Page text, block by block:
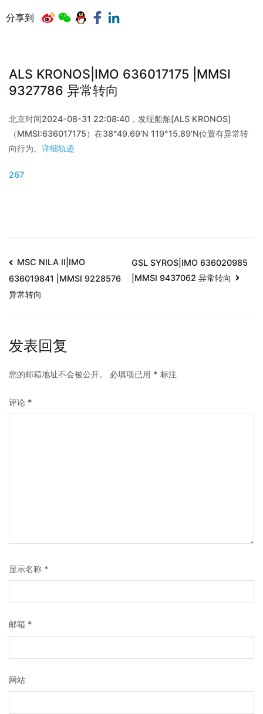
分享到
ALS KRONOS|IMO 636017175 |MMSI
9327786 异常转向
北京时间2024-08-31 22:08:40，发现船舶[ALS KRONOS]
（MMSI:636017175）在38°49.69'N 119°15.89'N位置有异常转
向行为。 详细轨迹
267
MSC NILA II|IMO
636019841 |MMSI 9228576
异常转向
GSL SYROS|IMO 636020985
|MMSI 9437062 异常转向
发表回复
您的邮箱地址不会被公开。 必填项已用 * 标注
评论 *
显示名称 *
邮箱 *
网站